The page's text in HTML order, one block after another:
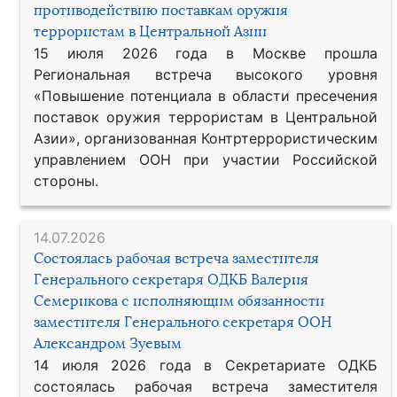
противодействию поставкам оружия
террористам в Центральной Азии
15 июля 2026 года в Москве прошла
Региональная встреча высокого уровня
«Повышение потенциала в области пресечения
поставок оружия террористам в Центральной
Азии», организованная Контртеррористическим
управлением ООН при участии Российской
стороны.
14.07.2026
Состоялась рабочая встреча заместителя
Генерального секретаря ОДКБ Валерия
Семерикова с исполняющим обязанности
заместителя Генерального секретаря ООН
Александром Зуевым
14 июля 2026 года в Секретариате ОДКБ
состоялась рабочая встреча заместителя